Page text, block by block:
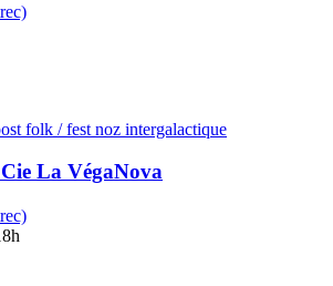
folk / fest noz intergalactique
La VégaNova